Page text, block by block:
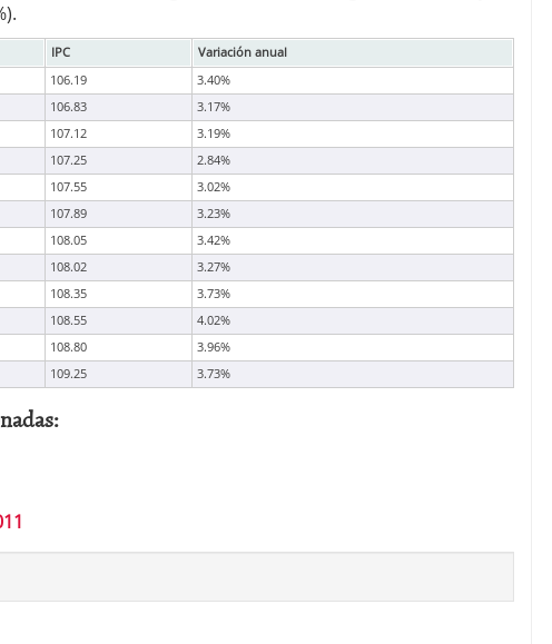
IPC
Variación anual
106.19
3.40%
106.83
3.17%
107.12
3.19%
107.25
2.84%
107.55
3.02%
107.89
3.23%
108.05
3.42%
108.02
3.27%
108.35
3.73%
108.55
4.02%
108.80
3.96%
109.25 3.73%